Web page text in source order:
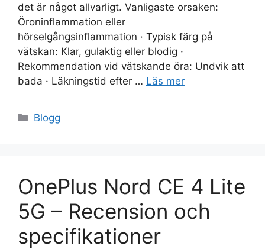
det är något allvarligt. Vanligaste orsaken:
Öroninflammation eller
hörselgångsinflammation · Typisk färg på
vätskan: Klar, gulaktig eller blodig ·
Rekommendation vid vätskande öra: Undvik att
bada · Läkningstid efter … Läs mer
Kategorier
Blogg
OnePlus Nord CE 4 Lite
5G – Recension och
specifikationer